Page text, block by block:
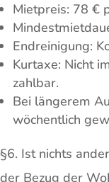
Mietpreis: 78 €
Endreinigung:
Kurtaxe: Nicht
zahlbar.
Bei längerem
wöchentlich
§6. Ist nichts
der Bezug der